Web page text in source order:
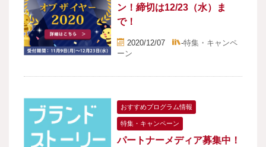
ン！締切は12/23（水）ま
で！
2020/12/07 -特集・キャンペ
ーン
おすすめプログラム情報
特集・キャンペーン
パートナーメディア募集中！